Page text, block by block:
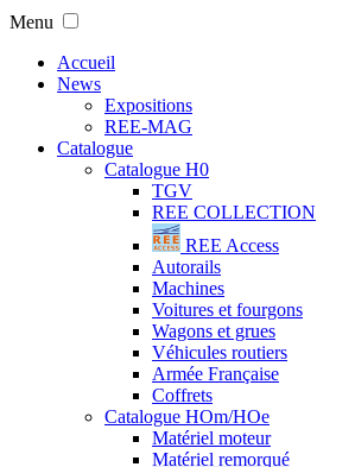
Menu
Accueil
News
Expositions
REE-MAG
Catalogue
Catalogue H0
TGV
REE COLLECTION
REE Access
Autorails
Machines
Voitures et fourgons
Wagons et grues
Véhicules routiers
Armée Française
Coffrets
Catalogue HOm/HOe
Matériel moteur
Matériel remorqué